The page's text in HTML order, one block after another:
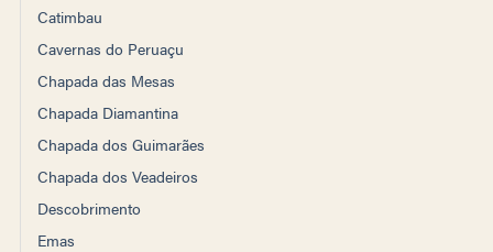
Catimbau
Cavernas do Peruaçu
Chapada das Mesas
Chapada Diamantina
Chapada dos Guimarães
Chapada dos Veadeiros
Descobrimento
Emas